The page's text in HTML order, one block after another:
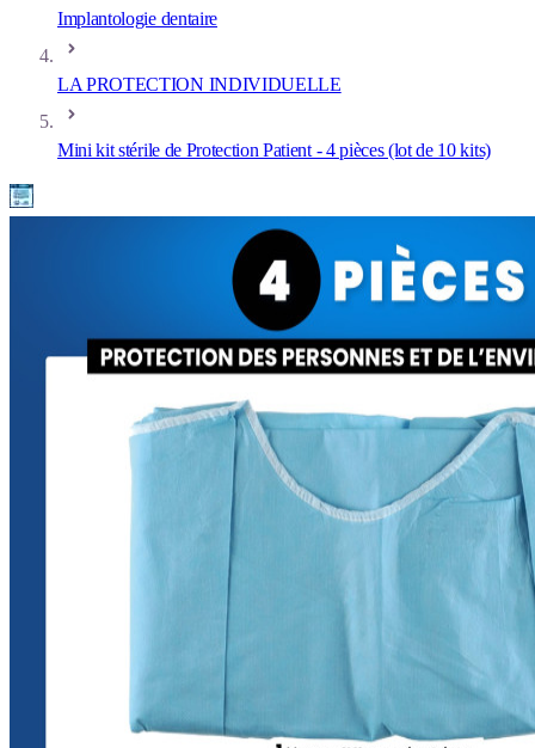
Implantologie dentaire
LA PROTECTION INDIVIDUELLE
Mini kit stérile de Protection Patient - 4 pièces (lot de 10 kits)